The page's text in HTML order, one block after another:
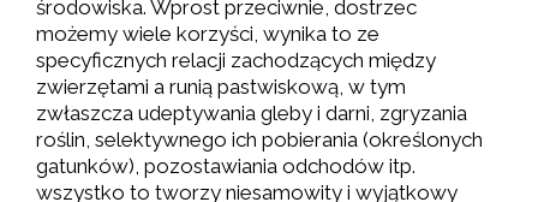
środowiska. Wprost przeciwnie, dostrzec
możemy wiele korzyści, wynika to ze
specyficznych relacji zachodzących między
zwierzętami a runią pastwiskową, w tym
zwłaszcza udeptywania gleby i darni, zgryzania
roślin, selektywnego ich pobierania (określonych
gatunków), pozostawiania odchodów itp.
wszystko to tworzy niesamowity i wyjątkowy